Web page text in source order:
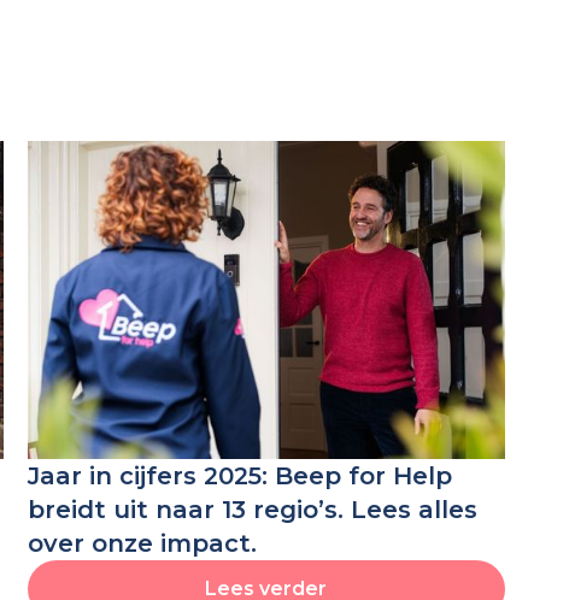
Jaar in cijfers 2025: Beep for Help
breidt uit naar 13 regio’s. Lees alles
over onze impact.
Lees verder